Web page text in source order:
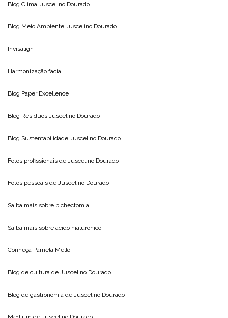
Blog Clima Juscelino Dourado
Blog Meio Ambiente Juscelino Dourado
Invisalign
Harmonização facial
Blog Paper Excellence
Blog Resíduos Juscelino Dourado
Blog Sustentabilidade Juscelino Dourado
Fotos profissionais de Juscelino Dourado
Fotos pessoais de Juscelino Dourado
Saiba mais sobre bichectomia
Saiba mais sobre acido hialuronico
Conheça Pamela Mello
Blog de cultura de Juscelino Dourado
Blog de gastronomia de Juscelino Dourado